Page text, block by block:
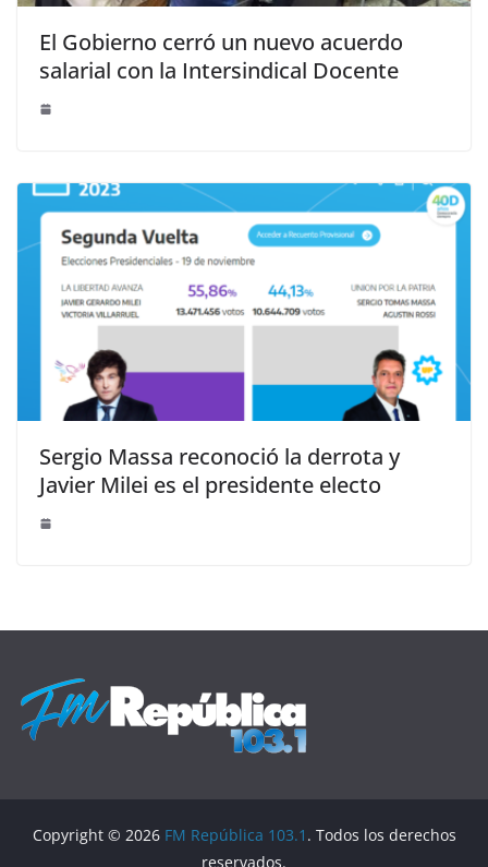
El Gobierno cerró un nuevo acuerdo
salarial con la Intersindical Docente
Sergio Massa reconoció la derrota y
Javier Milei es el presidente electo
Copyright © 2026 FM República 103.1 . Todos los derechos
reservados.